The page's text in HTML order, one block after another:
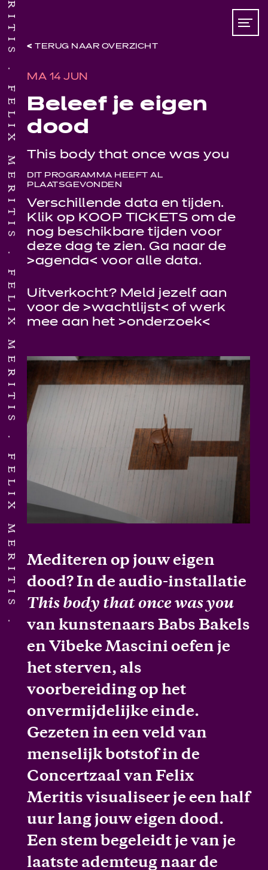
FELIX MERITIS
FELIX MERITIS
FELIX MERITIS
TERUG NAAR OVERZICHT
MA 14 JUN
Beleef je eigen
dood
This body that once was you
DIT PROGRAMMA HEEFT AL
PLAATSGEVONDEN
Verschillende data en tijden.
Klik op KOOP TICKETS om de
nog beschikbare tijden voor
deze dag te zien. Ga naar de
>agenda< voor alle data.
Uitverkocht? Meld jezelf aan
voor de >wachtlijst< of werk
mee aan het >onderzoek<
Mediteren op jouw eigen
dood? In de audio-installatie
This body that once was you
van kunstenaars Babs Bakels
en Vibeke Mascini oefen je
het sterven, als
voorbereiding op het
onvermijdelijke einde.
Gezeten in een veld van
menselijk botstof in de
Concertzaal van Felix
Meritis visualiseer je een half
uur lang jouw eigen dood.
Een stem begeleidt je van je
laatste ademteug naar de